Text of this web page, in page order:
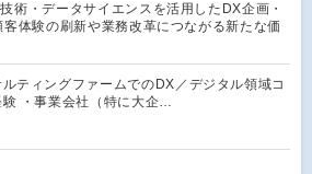
術・データサイエンスを活用したDX企画・
体験の刷新や業務改革につながる新たな価
ルティングファームでのDX／デジタル領域コ
験 ・事業会社（特に大企…